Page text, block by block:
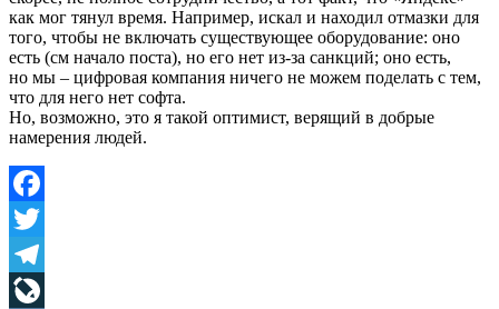
как мог тянул время. Например, искал и находил отмазки для
того, чтобы не включать существующее оборудование: оно
есть (см начало поста), но его нет из-за санкций; оно есть,
но мы – цифровая компания ничего не можем поделать с тем,
что для него нет софта.
Но, возможно, это я такой оптимист, верящий в добрые
намерения людей.
Facebook
Twitter
Telegram